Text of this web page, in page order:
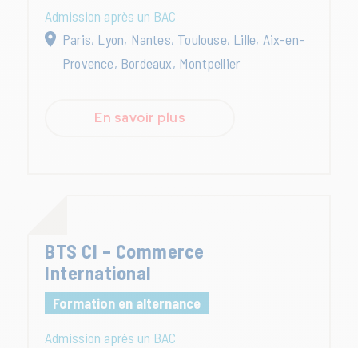
Admission après un BAC
Paris, Lyon, Nantes, Toulouse, Lille, Aix-en-
Provence, Bordeaux, Montpellier
En savoir plus
BTS CI – Commerce
International
Formation en alternance
Admission après un BAC